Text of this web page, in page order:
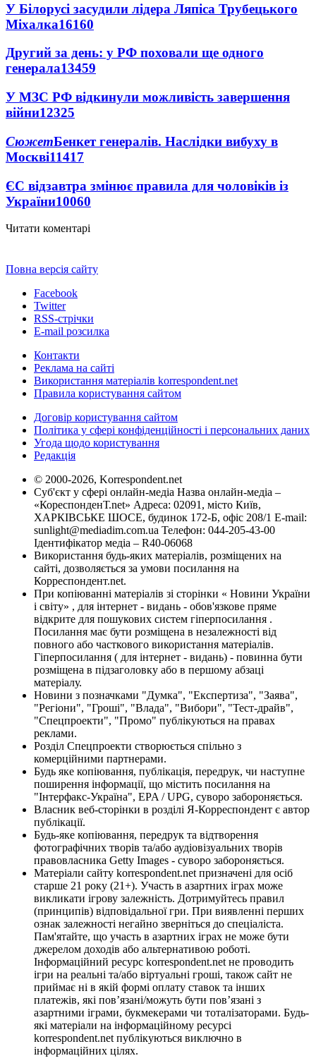
У Білорусі засудили лідера Ляпіса Трубецького
Міхалка16160
Другий за день: у РФ поховали ще одного
генерала13459
У МЗС РФ відкинули можливість завершення
війни12325
СюжетБенкет генералів. Наслідки вибуху в
Москві11417
ЄС відзавтра змінює правила для чоловіків із
України10060
Читати коментарі
Повна версія сайту
Facebook
Twitter
RSS-стрічки
E-mail розсилка
Контакти
Реклама на сайті
Використання матеріалів korrespondent.net
Правила користування сайтом
Договір користування сайтом
Політика у сфері конфіденційності і персональних даних
Угода щодо користування
Редакція
© 2000-2026, Korrespondent.net
Суб'єкт у сфері онлайн-медіа Назва онлайн-медіа –
«КореспонденТ.net» Адреса: 02091, місто Київ,
ХАРКІВСЬКЕ ШОСЕ, будинок 172-Б, офіс 208/1 E-mail:
sunlight@mediadim.com.ua Телефон: 044-205-43-00
Ідентифікатор медіа – R40-06068
Використання будь-яких матеріалів, розміщених на
сайті, дозволяється за умови посилання на
Корреспондент.net.
При копіюванні матеріалів зі сторінки « Новини України
і світу» , для інтернет - видань - обов'язкове пряме
відкрите для пошукових систем гіперпосилання .
Посилання має бути розміщена в незалежності від
повного або часткового використання матеріалів.
Гіперпосилання ( для інтернет - видань) - повинна бути
розміщена в підзаголовку або в першому абзаці
матеріалу.
Новини з позначками "Думка", "Експертиза", "Заява",
"Регіони", "Гроші", "Влада", "Вибори", "Тест-драйв",
"Спецпроекти", "Промо" публікуються на правах
реклами.
Розділ Спецпроекти створюється спільно з
комерційними партнерами.
Будь яке копіювання, публікація, передрук, чи наступне
поширення інформації, що містить посилання на
"Інтерфакс-Україна", EPA / UPG, суворо забороняється.
Власник веб-сторінки в розділі Я-Корреспондент є автор
публікації.
Будь-яке копіювання, передрук та відтворення
фотографічних творів та/або аудіовізуальних творів
правовласника Getty Images - суворо забороняється.
Матеріали сайту korrespondent.net призначені для осіб
старше 21 року (21+). Участь в азартних іграх може
викликати ігрову залежність. Дотримуйтесь правил
(принципів) відповідальної гри. При виявленні перших
ознак залежності негайно зверніться до спеціаліста.
Пам'ятайте, що участь в азартних іграх не може бути
джерелом доходів або альтернативою роботі.
Інформаційний ресурс korrespondent.net не проводить
ігри на реальні та/або віртуальні гроші, також сайт не
приймає ні в якій формі оплату ставок та інших
платежів, які пов’язані/можуть бути пов’язані з
азартними іграми, букмекерами чи тоталізаторами. Будь-
які матеріали на інформаційному ресурсі
korrespondent.net публікуються виключно в
інформаційних цілях.